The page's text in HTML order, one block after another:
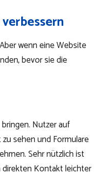
wenn eine Website
bevor sie die
Nutzer auf
sehen und Formulare
Sehr nützlich ist
direkten Kontakt leichter